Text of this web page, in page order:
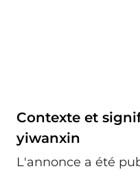
Contexte et
yiwanxin
L'annonce a été